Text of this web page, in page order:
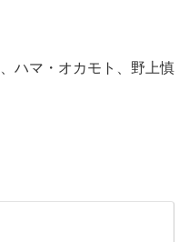
ハマ・オカモト、野上慎